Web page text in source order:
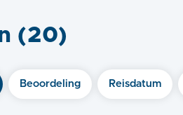
(20)
Beoordeling Reisdatum